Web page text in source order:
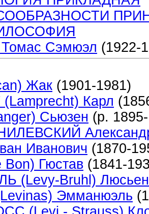
Сэмюэл (1922-
Жак (1901-1981)
Карл
Сьюзен (р.
Иванович (1870-
Гюстав (1841-
(Levy-Bruhl) Люсьен
Эмманюэль